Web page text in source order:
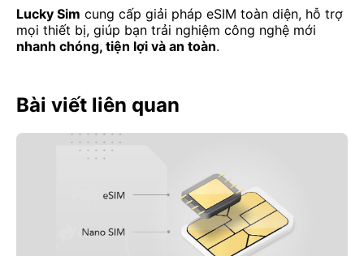
Lucky Sim cung cấp giải pháp eSIM toàn diện, hỗ trợ
mọi thiết bị, giúp bạn trải nghiệm công nghệ mới
nhanh chóng, tiện lợi và an toàn.
Bài viết liên quan